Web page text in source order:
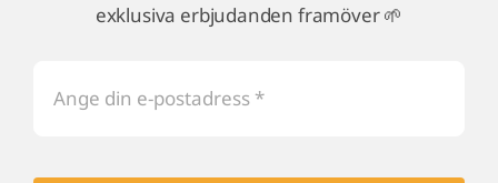
exklusiva erbjudanden framöver 🌱